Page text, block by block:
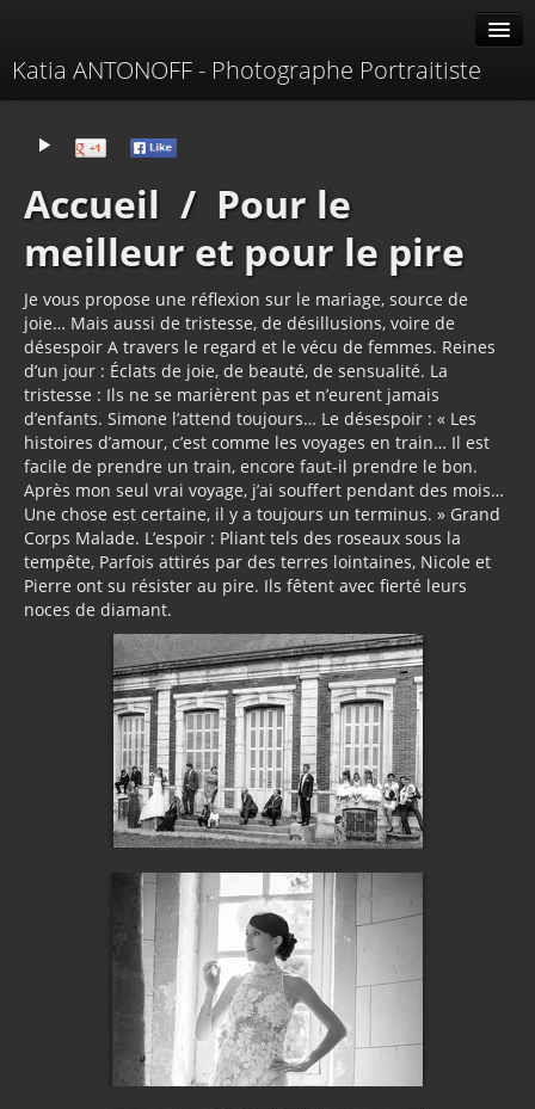
Katia ANTONOFF - Photographe Portraitiste
Livre d'or
À propos
Contacter
Accueil / Pour le
meilleur et pour le pire
Je vous propose une réflexion sur le mariage, source de
joie… Mais aussi de tristesse, de désillusions, voire de
désespoir A travers le regard et le vécu de femmes. Reines
d’un jour : Éclats de joie, de beauté, de sensualité. La
tristesse : Ils ne se marièrent pas et n’eurent jamais
d’enfants. Simone l’attend toujours… Le désespoir : « Les
histoires d’amour, c’est comme les voyages en train… Il est
facile de prendre un train, encore faut-il prendre le bon.
Après mon seul vrai voyage, j’ai souffert pendant des mois…
Une chose est certaine, il y a toujours un terminus. » Grand
Corps Malade. L’espoir : Pliant tels des roseaux sous la
tempête, Parfois attirés par des terres lointaines, Nicole et
Pierre ont su résister au pire. Ils fêtent avec fierté leurs
noces de diamant.